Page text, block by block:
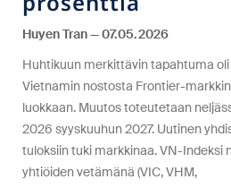
Huyen Tran
07.05.2026
Huhtikuun merkittävin tapahtuma oli
Vietnamin nostosta Frontier-
luokkaan. Muutos toteutetaan
2026 syyskuuhun 2027. Uutinen
tuloksiin tuki markkinaa. VN-Indeksi
yhtiöiden vetämänä (VIC, VHM,